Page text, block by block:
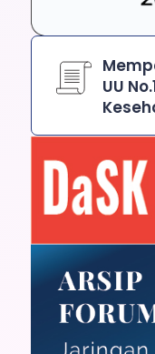
UU